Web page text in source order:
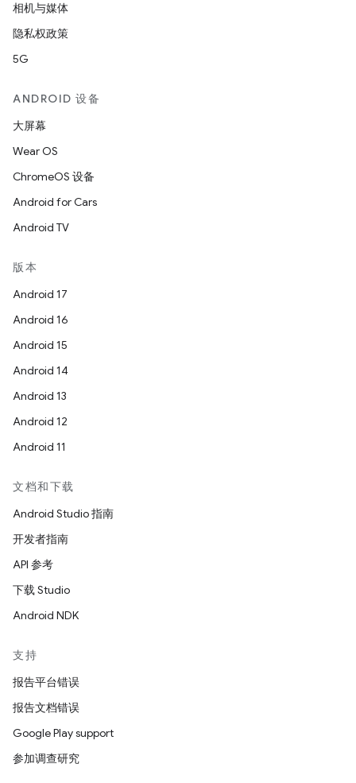
相机与媒体
隐私权政策
5G
ANDROID 设备
大屏幕
Wear OS
ChromeOS 设备
Android for Cars
Android TV
版本
Android 17
Android 16
Android 15
Android 14
Android 13
Android 12
Android 11
文档和下载
Android Studio 指南
开发者指南
API 参考
下载 Studio
Android NDK
支持
报告平台错误
报告文档错误
Google Play support
参加调查研究